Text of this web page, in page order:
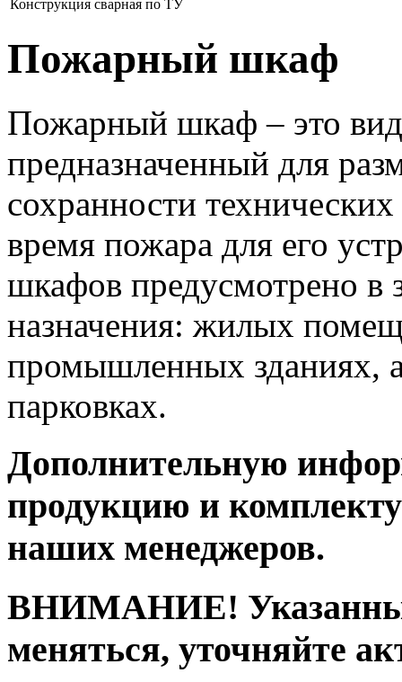
Конструкция сварная по ТУ
Пожарный шкаф
Пожарный шкаф – это
предназначенный для
сохранности
время пожара для его
шкафов предусмотрено в
назначения: жилых
промышленных зданиях,
парковках.
Дополнительную
продукцию и
наших менеджеров.
ВНИМАНИЕ!
меняться, уточняйте